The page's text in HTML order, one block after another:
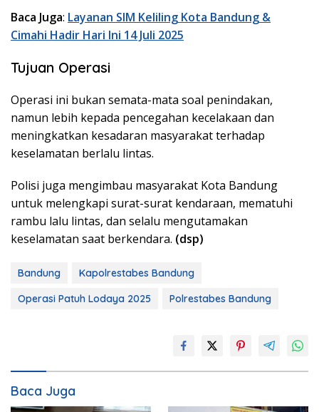
Baca Juga: Layanan SIM Keliling Kota Bandung &
Cimahi Hadir Hari Ini 14 Juli 2025
Tujuan Operasi
Operasi ini bukan semata-mata soal penindakan,
namun lebih kepada pencegahan kecelakaan dan
meningkatkan kesadaran masyarakat terhadap
keselamatan berlalu lintas.
Polisi juga mengimbau masyarakat Kota Bandung
untuk melengkapi surat-surat kendaraan, mematuhi
rambu lalu lintas, dan selalu mengutamakan
keselamatan saat berkendara. (dsp)
Bandung
Kapolrestabes Bandung
Operasi Patuh Lodaya 2025
Polrestabes Bandung
Baca Juga